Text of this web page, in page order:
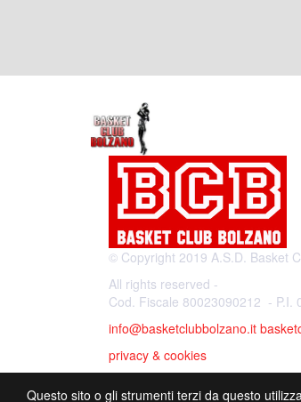
© Copyright 2019 A.S.D. Basket
All rights reserved -
Cod. Fiscale 80023090212 - P.I.
info@basketclubbolzano.it
privacy & cookies
Questo sito o gli strumenti terzi da questo